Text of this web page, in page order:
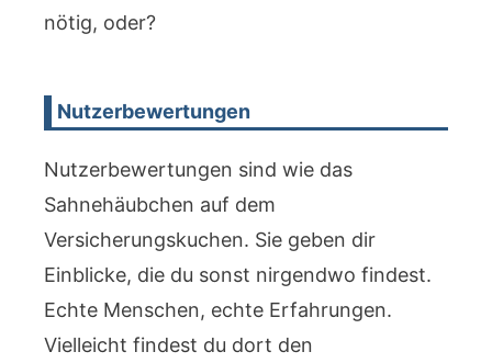
nötig, oder?
Nutzerbewertungen
Nutzerbewertungen sind wie das
Sahnehäubchen auf dem
Versicherungskuchen. Sie geben dir
Einblicke, die du sonst nirgendwo findest.
Echte Menschen, echte Erfahrungen.
Vielleicht findest du dort den